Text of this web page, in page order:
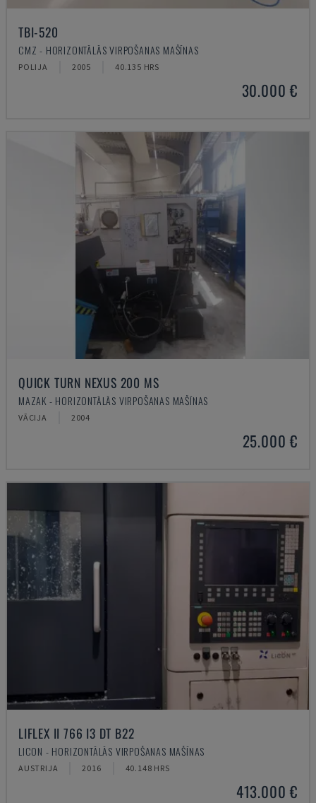
TBI-520
CMZ - HORIZONTĀLĀS VIRPOŠANAS MAŠĪNAS
POLIJA 2005 40.135 HRS
30.000 €
QUICK TURN NEXUS 200 MS
MAZAK - HORIZONTĀLĀS VIRPOŠANAS MAŠĪNAS
VĀCIJA 2004
25.000 €
LIFLEX II 766 I3 DT B22
LICON - HORIZONTĀLĀS VIRPOŠANAS MAŠĪNAS
AUSTRIJA 2016 40.148 HRS
413.000 €